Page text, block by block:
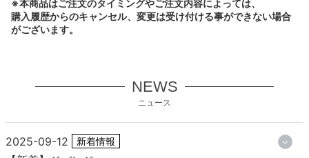
※本商品はご注文のタイミングやご注文内容によっては、
購入履歴からのキャンセル、変更は受け付ける事ができない場合
がございます。
NEWS
ニュース
2025-09-12 新着情報